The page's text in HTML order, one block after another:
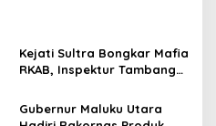
Kejati Sultra Bongkar Mafia
RKAB, Inspektur Tambang
dari Rumah ke Rumah
Gubernur Maluku Utara